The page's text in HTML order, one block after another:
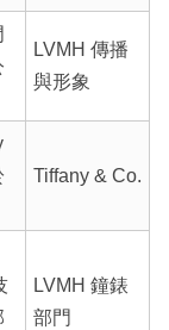
LVMH 傳播
與形象
Tiffany & Co.
LVMH 鐘錶
部門